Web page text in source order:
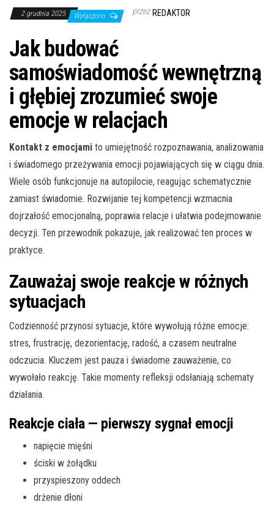
2 grudnia 2025 Wyłączono przez REDAKTOR
Jak budować
samoświadomość wewnętrzną
i głębiej zrozumieć swoje
emocje w relacjach
Kontakt z emocjami to umiejętność rozpoznawania, analizowania
i świadomego przeżywania emocji pojawiających się w ciągu dnia.
Wiele osób funkcjonuje na autopilocie, reagując schematycznie
zamiast świadomie. Rozwijanie tej kompetencji wzmacnia
dojrzałość emocjonalną, poprawia relacje i ułatwia podejmowanie
decyzji. Ten przewodnik pokazuje, jak realizować ten proces w
praktyce.
Zauważaj swoje reakcje w różnych
sytuacjach
Codzienność przynosi sytuacje, które wywołują różne emocje:
stres, frustrację, dezorientację, radość, a czasem neutralne
odczucia. Kluczem jest pauza i świadome zauważenie, co
wywołało reakcję. Takie momenty refleksji odsłaniają schematy
działania.
Reakcje ciała — pierwszy sygnał emocji
napięcie mięśni
ściski w żołądku
przyspieszony oddech
drżenie dłoni